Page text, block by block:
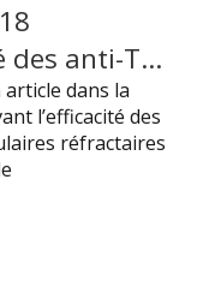
Article publié : Efficacité des anti-TNF dans les atteintes vasculaires de la maladie de Behçet
dans la
l’efficacité des
réfractaires